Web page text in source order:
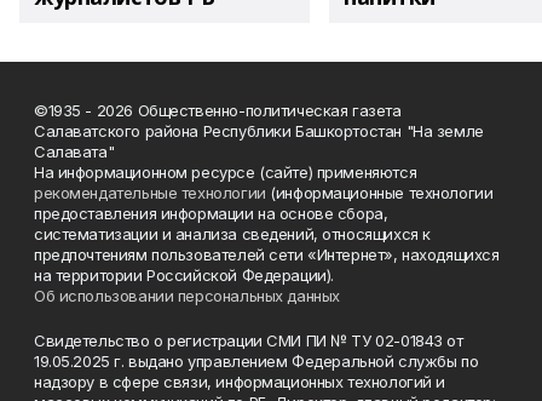
©1935 - 2026 Общественно-политическая газета
Салаватского района Республики Башкортостан "На земле
Салавата"
На информационном ресурсе (сайте) применяются
рекомендательные технологии (информационные технологии
предоставления информации на основе сбора,
систематизации и анализа сведений, относящихся к
предпочтениям пользователей сети «Интернет», находящихся
на территории Российской Федерации).
Об использовании персональных данных
Свидетельство о регистрации СМИ ПИ № ТУ 02-01843 от
19.05.2025 г. выдано управлением Федеральной службы по
надзору в сфере связи, информационных технологий и